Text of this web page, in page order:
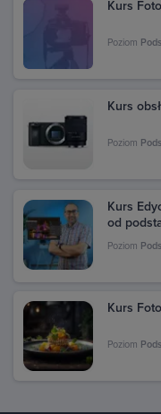
Kurs
Poziom
Kurs
Poziom
Kurs
od
Poziom
Kurs
Poziom